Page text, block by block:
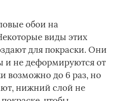
обои на
виды этих
для покраски. Они
и не деформируются от
возможно до 6 раз, но
нижний слой не